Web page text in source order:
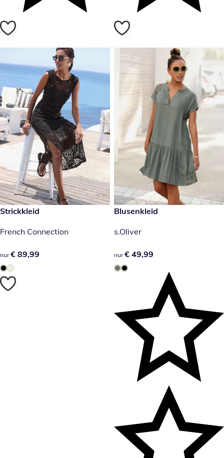
€ 89,99
Strickkleid
French Connection
€ 89,99
nur € 89,99
€ 49,99
Blusenkleid
s.Oliver
€ 49,99
nur € 49,99